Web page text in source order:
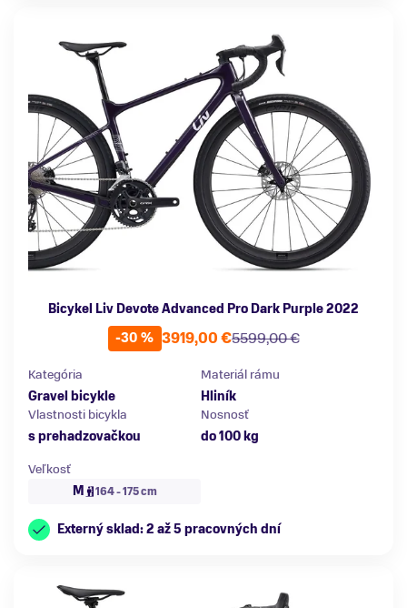
Bicykel Liv Devote Advanced Pro Dark Purple 2022
-30 %
5599,00 €
3919,00 €
Kategória
Gravel bicykle
Materiál rámu
Hliník
Vlastnosti bicykla
s prehadzovačkou
Nosnosť
do 100 kg
Veľkosť
M
164 - 175 cm
Externý sklad: 2 až 5 pracovných dní